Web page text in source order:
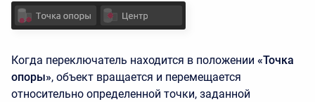
Когда переключатель находится в положении «Точка
опоры», объект вращается и перемещается
относительно определенной точки, заданной